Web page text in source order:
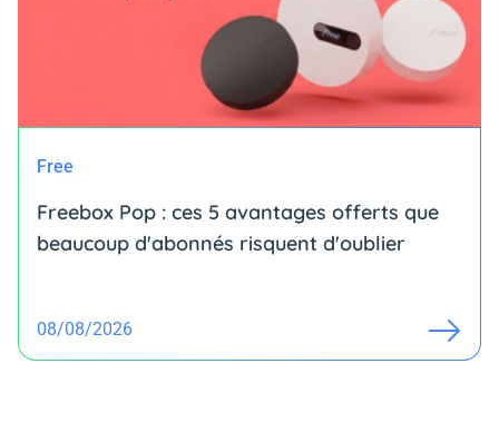
Free
Freebox Pop : ces 5 avantages offerts que
beaucoup d'abonnés risquent d'oublier
08/08/2026